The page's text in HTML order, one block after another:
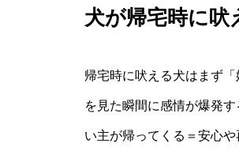
犬が帰宅時に吠
帰宅時に吠える犬はまず
を見た瞬間に感情が爆発
い主が帰ってくる＝安心や